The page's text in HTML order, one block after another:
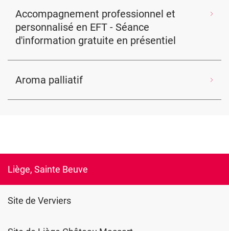
Accompagnement professionnel et
personnalisé en EFT - Séance
d'information gratuite en présentiel
Aroma palliatif
Liège, Sainte Beuve
Site de Verviers